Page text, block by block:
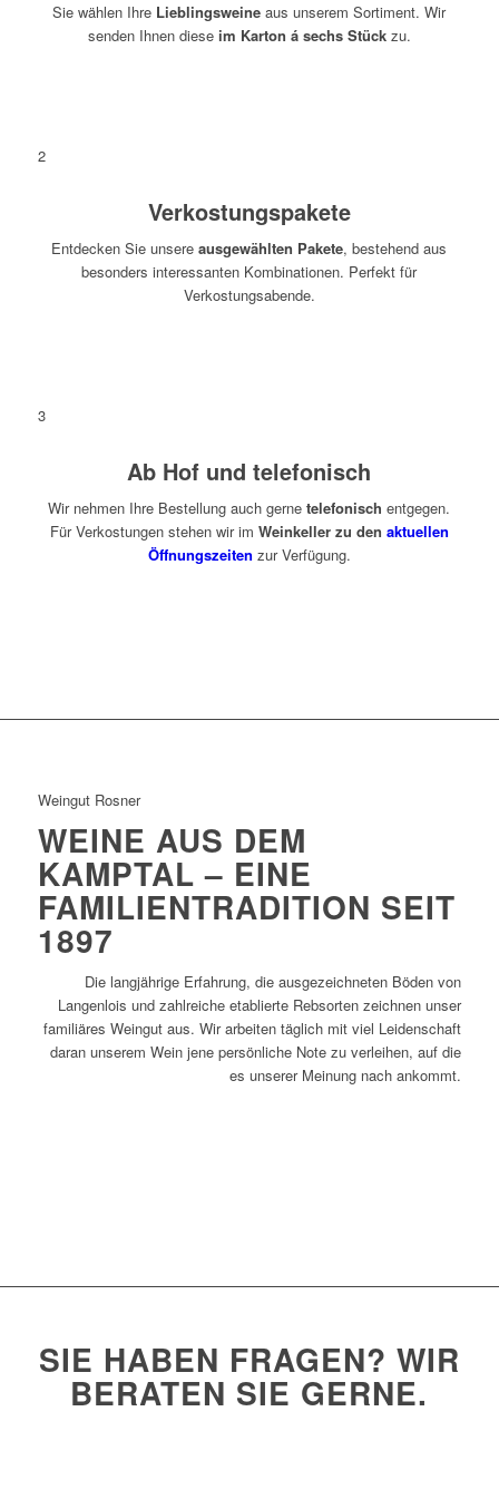
Sie wählen Ihre Lieblingsweine aus unserem Sortiment. Wir
senden Ihnen diese im Karton á sechs Stückzu.
2
Verkostungspakete
Entdecken Sie unsereausgewählten Pakete, bestehend aus
besonders interessanten Kombinationen. Perfekt für
Verkostungsabende.
3
Ab Hof und telefonisch
Wir nehmen Ihre Bestellung auch gernetelefonisch entgegen.
Für Verkostungen stehen wir im Weinkeller zu den aktuellen
Öffnungszeiten zur Verfügung.
Weingut Rosner
WEINE AUS DEM
KAMPTAL – EINE
FAMILIENTRADITION SEIT
1897
Die langjährige Erfahrung, die ausgezeichneten Böden von
Langenlois und zahlreiche etablierte Rebsorten zeichnen unser
familiäres Weingut aus. Wir arbeiten täglich mit viel Leidenschaft
daran unserem Wein jene persönliche Note zu verleihen, auf die
es unserer Meinung nach ankommt.
SIE HABEN FRAGEN? WIR
BERATEN SIE GERNE.